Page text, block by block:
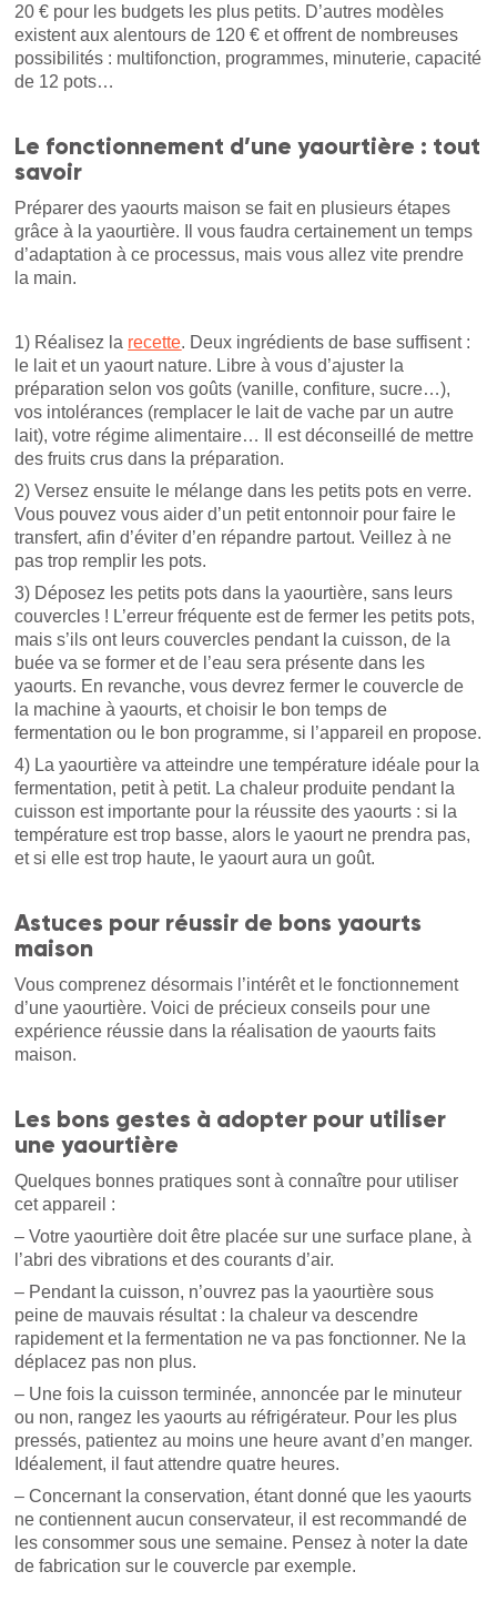
20 € pour les budgets les plus petits. D’autres modèles
existent aux alentours de 120 € et offrent de nombreuses
possibilités : multifonction, programmes, minuterie, capacité
de 12 pots…
Le fonctionnement d’une yaourtière : tout
savoir
Préparer des yaourts maison se fait en plusieurs étapes
grâce à la yaourtière. Il vous faudra certainement un temps
d’adaptation à ce processus, mais vous allez vite prendre
la main.
1) Réalisez la recette. Deux ingrédients de base suffisent :
le lait et un yaourt nature. Libre à vous d’ajuster la
préparation selon vos goûts (vanille, confiture, sucre…),
vos intolérances (remplacer le lait de vache par un autre
lait), votre régime alimentaire… Il est déconseillé de mettre
des fruits crus dans la préparation.
2) Versez ensuite le mélange dans les petits pots en verre.
Vous pouvez vous aider d’un petit entonnoir pour faire le
transfert, afin d’éviter d’en répandre partout. Veillez à ne
pas trop remplir les pots.
3) Déposez les petits pots dans la yaourtière, sans leurs
couvercles ! L’erreur fréquente est de fermer les petits pots,
mais s’ils ont leurs couvercles pendant la cuisson, de la
buée va se former et de l’eau sera présente dans les
yaourts. En revanche, vous devrez fermer le couvercle de
la machine à yaourts, et choisir le bon temps de
fermentation ou le bon programme, si l’appareil en propose.
4) La yaourtière va atteindre une température idéale pour la
fermentation, petit à petit. La chaleur produite pendant la
cuisson est importante pour la réussite des yaourts : si la
température est trop basse, alors le yaourt ne prendra pas,
et si elle est trop haute, le yaourt aura un goût.
Astuces pour réussir de bons yaourts
maison
Vous comprenez désormais l’intérêt et le fonctionnement
d’une yaourtière. Voici de précieux conseils pour une
expérience réussie dans la réalisation de yaourts faits
maison.
Les bons gestes à adopter pour utiliser
une yaourtière
Quelques bonnes pratiques sont à connaître pour utiliser
cet appareil :
– Votre yaourtière doit être placée sur une surface plane, à
l’abri des vibrations et des courants d’air.
– Pendant la cuisson, n’ouvrez pas la yaourtière sous
peine de mauvais résultat : la chaleur va descendre
rapidement et la fermentation ne va pas fonctionner. Ne la
déplacez pas non plus.
– Une fois la cuisson terminée, annoncée par le minuteur
ou non, rangez les yaourts au réfrigérateur. Pour les plus
pressés, patientez au moins une heure avant d’en manger.
Idéalement, il faut attendre quatre heures.
– Concernant la conservation, étant donné que les yaourts
ne contiennent aucun conservateur, il est recommandé de
les consommer sous une semaine. Pensez à noter la date
de fabrication sur le couvercle par exemple.